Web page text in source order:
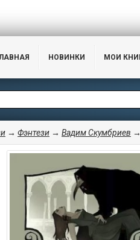
НОВИНКИ МОИ
→ Фэнтези → Вадим Скумбриев